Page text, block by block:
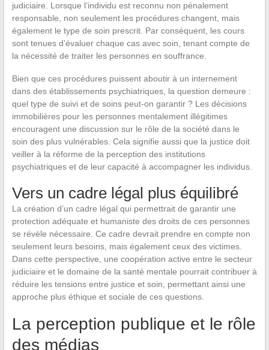
judiciaire. Lorsque l’individu est reconnu non pénalement
responsable, non seulement les procédures changent, mais
également le type de soin prescrit. Par conséquent, les cours
sont tenues d’évaluer chaque cas avec soin, tenant compte de
la nécessité de traiter les personnes en souffrance.
Bien que ces procédures puissent aboutir à un internement
dans des établissements psychiatriques, la question demeure :
quel type de suivi et de soins peut-on garantir ? Les décisions
immobilières pour les personnes mentalement illégitimes
encouragent une discussion sur le rôle de la société dans le
soin des plus vulnérables. Cela signifie aussi que la justice doit
veiller à la réforme de la perception des institutions
psychiatriques et de leur capacité à accompagner les individus.
Vers un cadre légal plus équilibré
La création d’un cadre légal qui permettrait de garantir une
protection adéquate et humaniste des droits de ces personnes
se révèle nécessaire. Ce cadre devrait prendre en compte non
seulement leurs besoins, mais également ceux des victimes.
Dans cette perspective, une coopération active entre le secteur
judiciaire et le domaine de la santé mentale pourrait contribuer à
réduire les tensions entre justice et soin, permettant ainsi une
approche plus éthique et sociale de ces questions.
La perception publique et le rôle
des médias